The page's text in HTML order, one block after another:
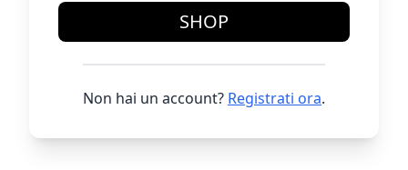
SHOP
Non hai un account? Registrati ora.